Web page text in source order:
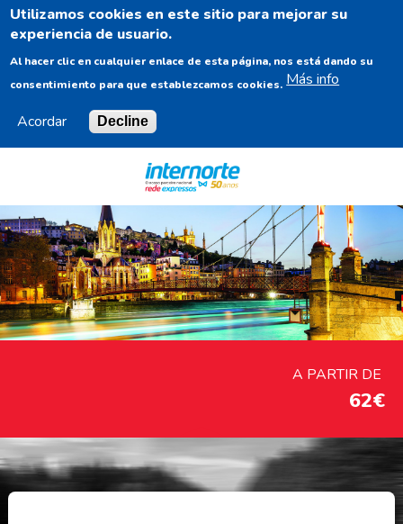
Utilizamos cookies en este sitio para mejorar su
experiencia de usuario.
Al hacer clic en cualquier enlace de esta página, nos está dando su
consentimiento para que establezcamos cookies. Más info
Acordar Decline
A PARTIR DE
62€